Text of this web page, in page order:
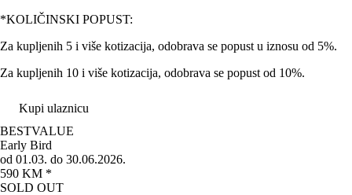
*KOLIČINSKI POPUST:
Za kupljenih 5 i više kotizacija, odobrava se popust u iznosu od 5%.
Za kupljenih 10 i više kotizacija, odobrava se popust od 10%.
Kupi ulaznicu
BESTVALUE
Early Bird
od 01.03. do 30.06.2026.
590 KM *
SOLD OUT